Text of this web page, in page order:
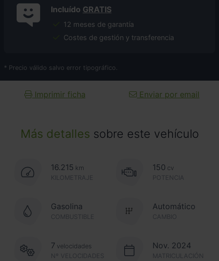
Más detalles sobre este vehículo
16.215 km
KILOMETRAJE
150 cv
POTENCIA
Gasolina
COMBUSTIBLE CAMBIO
Automático
Nº VELOCIDADES
7 velocidades Nov. 2024
MATRICULACIÓN
Incluído GRATIS
12 meses de garantía
Costes de gestión y transferencia
* Precio válido salvo error tipográfico.
Imprimir ficha Enviar por email